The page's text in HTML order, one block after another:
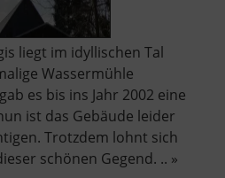
liegt im idyllischen Tal
Wassermühle
es bis ins Jahr 2002 eine
ist das Gebäude leider
Trotzdem lohnt sich
schönen Gegend. .. »